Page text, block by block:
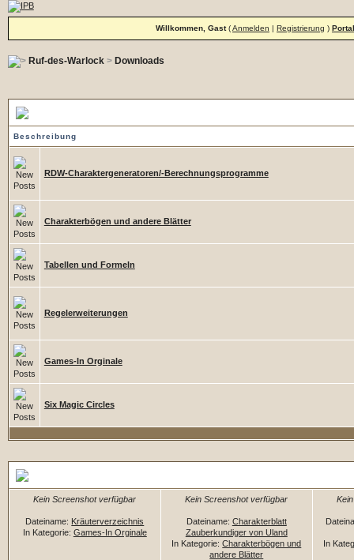
Willkommen, Gast(Anmelden | Registrierung ) Portal
Ruf-des-Warlock> Downloads
Beschreibung
RDW-Charaktergeneratoren/-Berechnungsprogramme
Charakterbögen und andere Blätter
Tabellen und Formeln
Regelerweiterungen
Games-In Orginale
Six Magic Circles
Kein Screenshot verfügbar
Dateiname: Kräuterverzeichnis
In Kategorie: Games-In Orginale
Kein Screenshot verfügbar
Dateiname: Charakterblatt
Zauberkundiger von Uland
In Kategorie:Charakterbögen und
andere Blätter
In